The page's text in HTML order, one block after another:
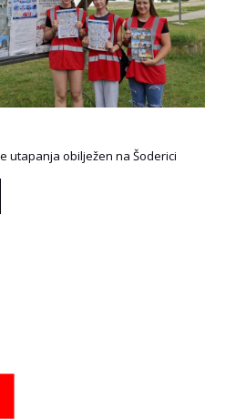
utapanja obilježen na Šoderici